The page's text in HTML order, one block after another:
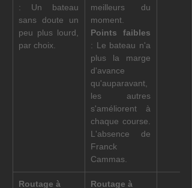
: Un bateau
sans doute un
peu plus lourd,
par choix.
meilleurs du
: Le bateau n'a
plus la marge
d'avance
qu'auparavant,
les autres
s'améliorent à
chaque course.
L'absence de
Franck
Cammas.
Routage à
Routage à